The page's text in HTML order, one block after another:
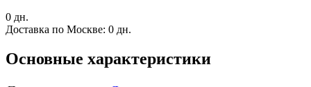
0 дн.
Доставка по Москве: 0 дн.
Основные характеристики